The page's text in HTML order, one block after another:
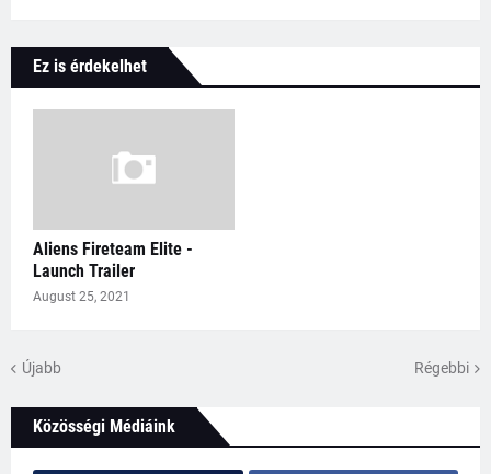
Ez is érdekelhet
Aliens Fireteam Elite -
Launch Trailer
August 25, 2021
Újabb Régebbi
Közösségi Médiáink